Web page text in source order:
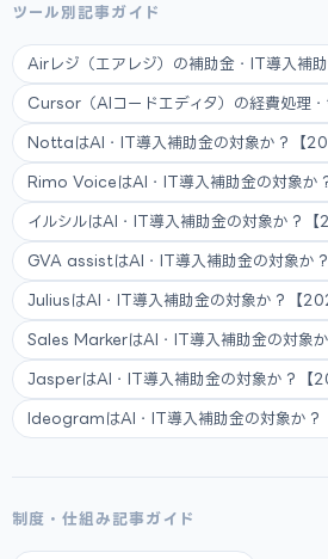
ツール別記事ガイド
Airレジ（エアレジ）の補助金・IT導入補助
Cursor（AIコードエディタ）の経費処理・
NottaはAI・IT導入補助金の対象か？【
Rimo VoiceはAI・IT導入補助金の対象か？
イルシルはAI・IT導入補助金の対象か？【
GVA assistはAI・IT導入補助金の対象か？
JuliusはAI・IT導入補助金の対象か？【
Sales MarkerはAI・IT導入補助金の対象か
JasperはAI・IT導入補助金の対象か？【
IdeogramはAI・IT導入補助金の対象か？
制度・仕組み記事ガイド